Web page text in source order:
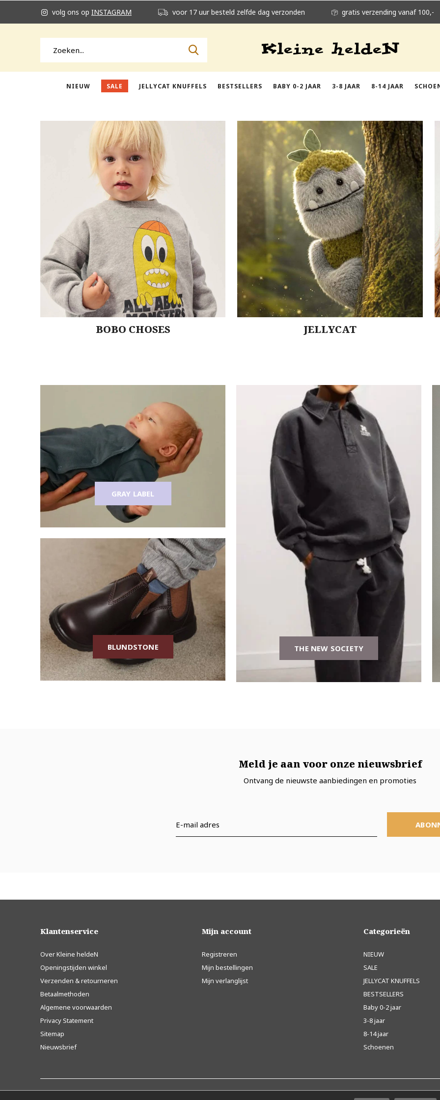
NIEUW SALE JELLYCAT KNUFFELS BESTSELLERS BABY 0-2 JAAR 3-8 JAAR 8-14 JAAR
volg ons op INSTAGRAM voor 17 uur besteld zelfde dag verzonden gratis verzending vanaf 100,-
BOBO CHOSES JELLYCAT
GRAY LABEL
THE NEW SOCIETY
BLUNDSTONE
Meld je aan voor onze nieuwsbrief
Ontvang de nieuwste aanbiedingen en promoties
Klantenservice
Over Kleine heldeN
Openingstijden winkel
Verzenden & retourneren
Betaalmethoden
Algemene voorwaarden
Privacy Statement
Sitemap
Nieuwsbrief
Mijn account
Registreren
Mijn bestellingen
Mijn verlanglijst
Categorieën
NIEUW
SALE
JELLYCAT KNUFFELS
BESTSELLERS
Baby 0-2 jaar
3-8 jaar
8-14 jaar
Schoenen